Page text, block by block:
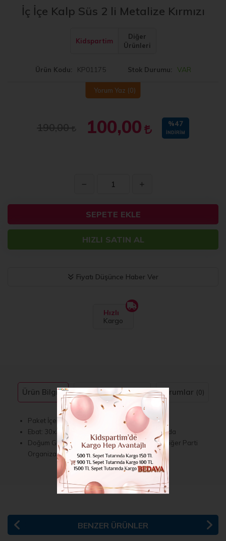
İç İçe Kalp Süs 2 li Metalize Kırmızı
Kidspartim
Diğer
Ürünleri
Ürün Kodu KP01175 Stok Durumu VAR
Yorum Yaz (0)
190,00 100,00 %47
İNDIRIM
SEPETE EKLE
HIZLI SATIN AL
Fiyatı Düşünce Haber Ver
Hızlı
Kargo
Ürün Bilgisi Taksit Seçenekleri Yorumlar (0)
Paket İçerisinde 2 adet Bulunmaktadır.
Ebat: 30x30 20x20 Olmak Üzere İki Farklı Boyda
Doğum Günleri, Baby shower, Söz, Nişan ve Diğer Parti
Organizasyonlarınızı Renklendirin
BENZER ÜRÜNLER